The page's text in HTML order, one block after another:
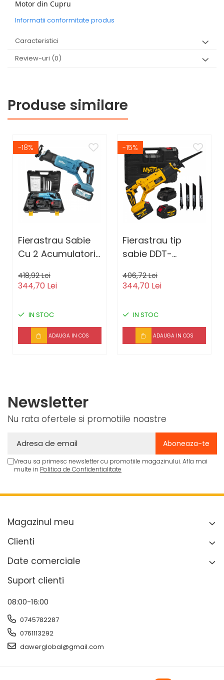
Motor din Cupru
Informatii conformitate produs
Caracteristici
Review-uri (0)
Produse similare
-18%
Fierastrau Sabie
Cu 2 Acumulatori ,
AH , 4 panze
418,92 Lei
344,70 Lei
IN STOC
ADAUGA IN COS
-15%
Fierastrau tip
sabie DDT-
VF, cu 2
406,72 Lei
344,70 Lei
IN STOC
ADAUGA IN COS
Newsletter
Nu rata ofertele si promotiile noastre
Vreau sa primesc newsletter cu promotiile magazinului. Afla mai
multe in Politica de Confidentialitate
Magazinul meu
Clienti
Date comerciale
Suport clienti
08:00-16:00
0745782287
0761113292
dawerglobal@gmail.com